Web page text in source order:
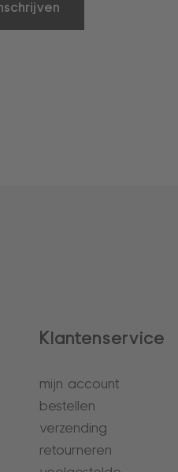
Klantenservice
mijn account
bestellen
verzending
retourneren